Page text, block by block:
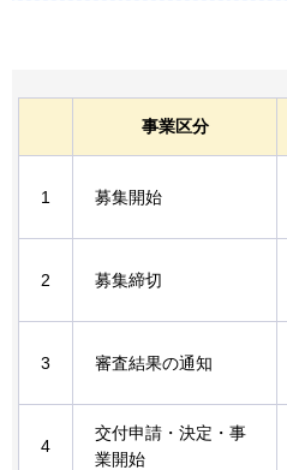
事業区分
1 募集開始
2 募集締切
3 審査結果の通知
4
交付申請・決定・事
業開始